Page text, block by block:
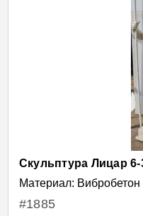
Скульптура Лицар 6-
Материал:
#1885